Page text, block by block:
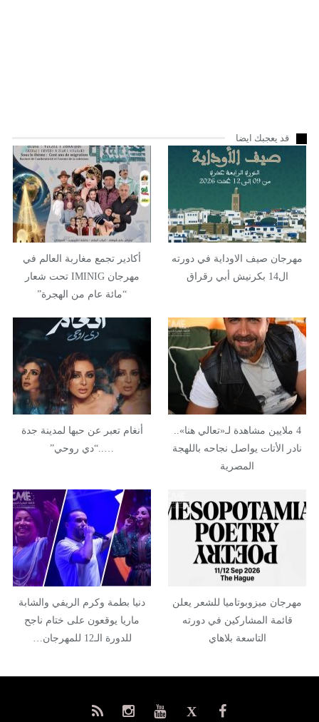
قد يعجبك ايضا
مهرجان صيف الاوداية في دورته
ال14 بكرنيش أبي رقراق
أكادير تجمع مغاربة العالم في
مهرجان IMINIG تحت شعار
“مائة عام من الهجرة”
4 ملايين مشاهدة لـ«تعالي هنا»..
نادر الأتات يواصل نجاحه باللهجة
المصرية
أنغام تعبر عن حبها لمدينة جدة
…..“دي روحي”
مهرجان ميزوبوتاميا للشعر يعلن
قائمة المشاركين في دورته
التاسعة بلاهاي
دنيا بطمة وكرم الريفي والشابة
ماريا يوقعون على ختام ناجح
للدورة الـ12 للمهرجان…